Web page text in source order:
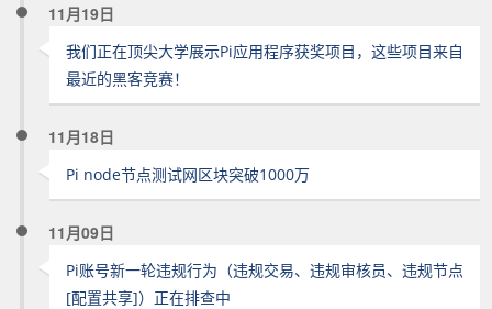
11月19日
我们正在顶尖大学展示Pi应用程序获奖项目，这些项目来自
最近的黑客竞赛！
11月18日
Pi node节点测试网区块突破1000万
11月09日
Pi账号新一轮违规行为（违规交易、违规审核员、违规节点
[配置共享]）正在排查中